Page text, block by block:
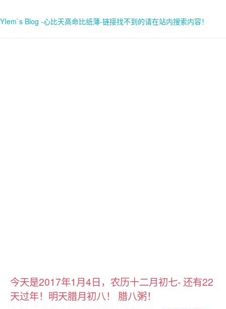
YIem`s Blog -心比天高命比纸薄-链接找不到的请在站内搜索内容！
今天是2017年1月4日，农历十二月初七- 还有22
天过年！明天腊月初八！ 腊八粥！